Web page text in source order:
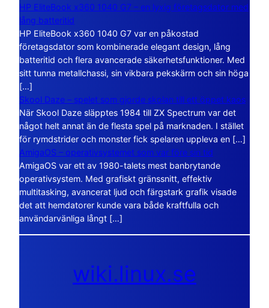
HP EliteBook x360 1040 G7 – en lyxig företagsdator med
lång batteritid
HP EliteBook x360 1040 G7 var en påkostad
företagsdator som kombinerade elegant design, lång
batteritid och flera avancerade säkerhetsfunktioner. Med
sitt tunna metallchassi, sin vikbara pekskärm och sin höga
[…]
Skool Daze – spelet som gjorde skolan till ett öppet kaos
När Skool Daze släpptes 1984 till ZX Spectrum var det
något helt annat än de flesta spel på marknaden. I stället
för rymdstrider och monster fick spelaren uppleva en […]
AmigaOS – operativsystemet som var före sin tid
AmigaOS var ett av 1980-talets mest banbrytande
operativsystem. Med grafiskt gränssnitt, effektiv
multitasking, avancerat ljud och färgstark grafik visade
det att hemdatorer kunde vara både kraftfulla och
användarvänliga långt […]
wiki.linux.se